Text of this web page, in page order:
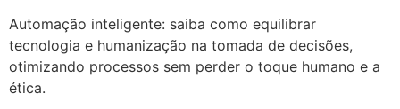
Automação inteligente: saiba como equilibrar
tecnologia e humanização na tomada de decisões,
otimizando processos sem perder o toque humano e a
ética.